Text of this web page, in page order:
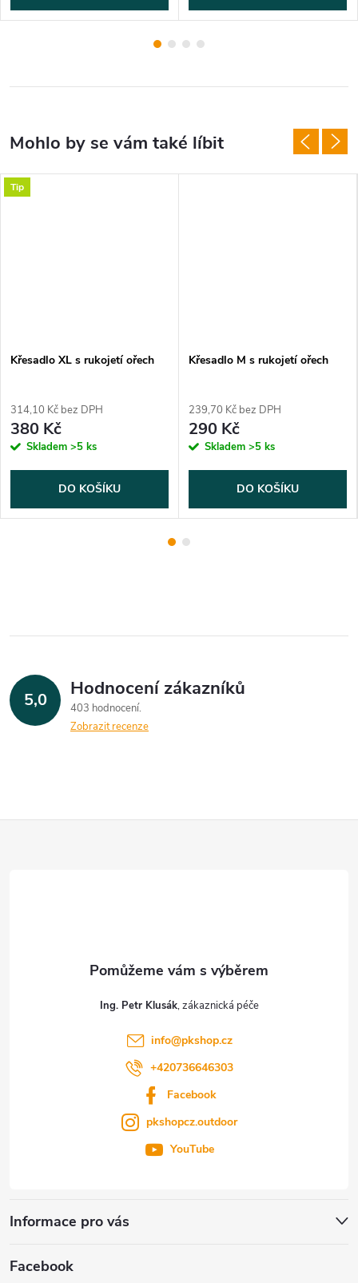
Tip
Křesadlo XL s rukojetí ořech
314,10 Kč bez DPH
380 Kč
Skladem >5 ks
DO KOŠÍKU
Křesadlo M s rukojetí ořech
239,70 Kč bez DPH
290 Kč
Skladem >5 ks
DO KOŠÍKU
5,0 Hodnocení zákazníků
403 hodnocení
Zobrazit recenze
Ing. Petr Klusák
info@pkshop.cz
+420736646303
Facebook
pkshopcz.outdoor
YouTube
Informace pro vás
Facebook